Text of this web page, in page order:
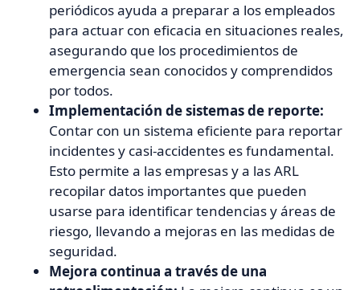
periódicos ayuda a preparar a los empleados
para actuar con eficacia en situaciones reales,
asegurando que los procedimientos de
emergencia sean conocidos y comprendidos
por todos.
Implementación de sistemas de reporte:
Contar con un sistema eficiente para reportar
incidentes y casi-accidentes es fundamental.
Esto permite a las empresas y a las ARL
recopilar datos importantes que pueden
usarse para identificar tendencias y áreas de
riesgo, llevando a mejoras en las medidas de
seguridad.
Mejora continua a través de una